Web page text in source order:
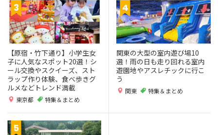
【原宿・竹下通り】小学生女
子に人気なスポット20選！シ
ール交換やスクイーズ、スト
ラップ作り体験、食べ歩きグ
ルメなどトレンド満載
東京都 特集＆まとめ
関東の大型の室内遊び場10
選！雨の日も走り回れる室内
遊園地やアスレチックに行こ
う
関東 特集＆まとめ